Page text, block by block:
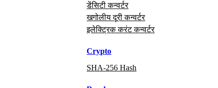
डेंसिटी कन्वर्टर
खगोलीय दूरी कन्वर्टर
इलेक्ट्रिक करंट कन्वर्टर
Crypto
SHA-256 Hash